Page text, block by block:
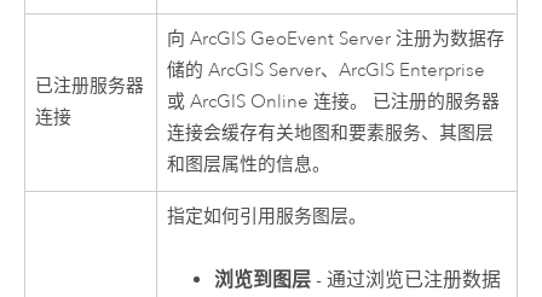
已注册服务器
连接
向ArcGIS GeoEvent Server 注册为数据存
储的ArcGIS Server、ArcGIS Enterprise
或ArcGIS Online 连接。 已注册的服务器
连接会缓存有关地图和要素服务、其图层
和图层属性的信息。
指定如何引用服务图层。
浏览到图层 - 通过浏览已注册数据